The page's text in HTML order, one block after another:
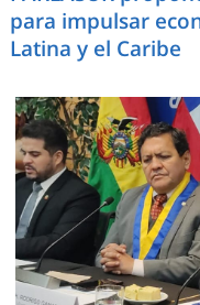
para impulsar
Latina y el Caribe